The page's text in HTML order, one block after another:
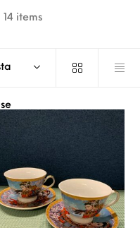
14 items